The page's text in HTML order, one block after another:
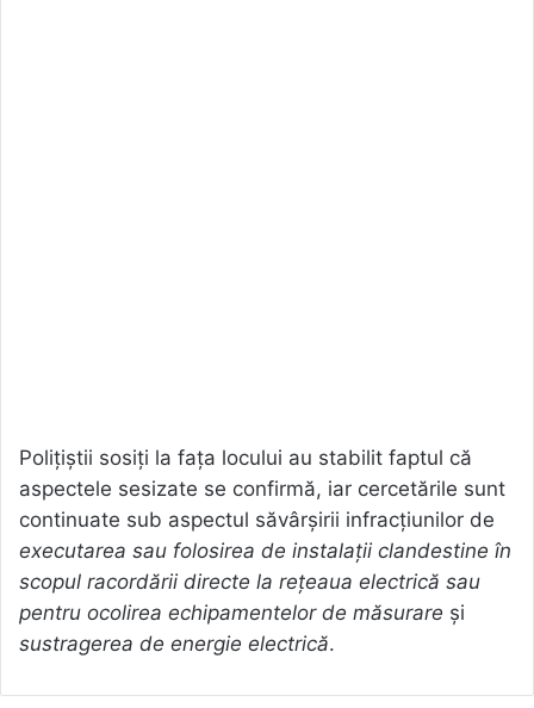
Polițiștii sosiți la fața locului au stabilit faptul că
aspectele sesizate se confirmă, iar cercetările sunt
continuate sub aspectul săvârșirii infracțiunilor de
executarea sau folosirea de instalații clandestine în
scopul racordării directe la rețeaua electrică sau
pentru ocolirea echipamentelor de măsurare și
sustragerea de energie electrică.